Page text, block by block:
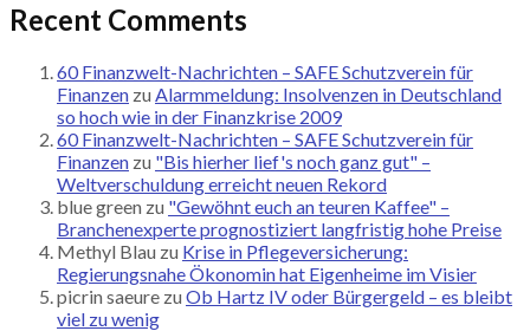
Recent Comments
60 Finanzwelt-Nachrichten – SAFE Schutzverein für
Finanzen zu Alarmmeldung: Insolvenzen in Deutschland
so hoch wie in der Finanzkrise 2009
60 Finanzwelt-Nachrichten – SAFE Schutzverein für
Finanzen zu "Bis hierher lief's noch ganz gut" –
Weltverschuldung erreicht neuen Rekord
blue green zu "Gewöhnt euch an teuren Kaffee" –
Branchenexperte prognostiziert langfristig hohe Preise
Methyl Blau zu Krise in Pflegeversicherung:
Regierungsnahe Ökonomin hat Eigenheime im Visier
picrin saeure zu Ob Hartz IV oder Bürgergeld – es bleibt
viel zu wenig